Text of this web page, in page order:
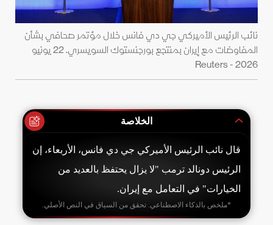
نائب الرئيس الأميركي جي دي فانس خلال مؤتمر صحافي بشأن
المفاوضات مع إيران بمنتجع بورجنستوك السويسري. 22 يونيو
2026 - Reuters
الخلاصة
قال نائب الرئيس الأميركي جي دي فانس، الأربعاء، إن
الرئيس دونالد ترمب "لا يزال يحتفظ بالعديد من
الخيارات" في التعامل مع إيران.
*ملخص بالذكاء الاصطناعي. تحقق من السياق في النص الأصلي.